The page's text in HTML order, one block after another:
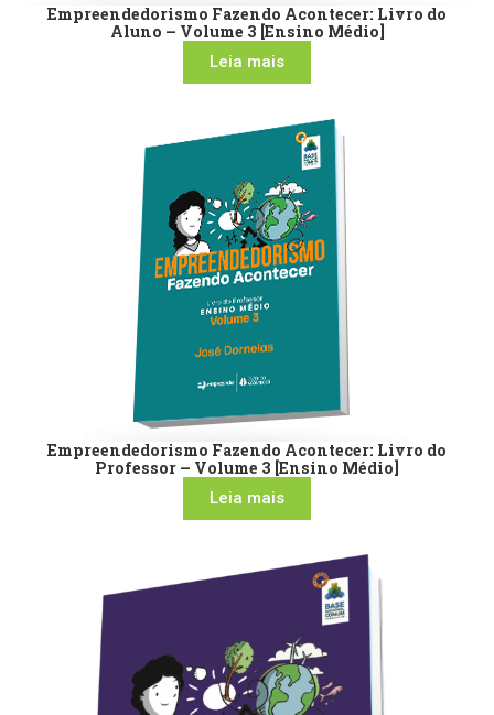
Empreendedorismo Fazendo Acontecer: Livro do
Aluno – Volume 3 [Ensino Médio]
Leia mais
Empreendedorismo Fazendo Acontecer: Livro do
Professor – Volume 3 [Ensino Médio]
Leia mais